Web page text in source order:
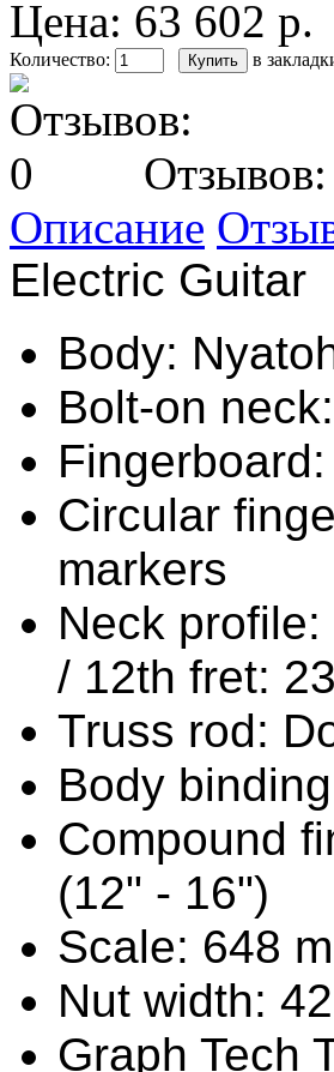
Цена: 63 602 р.
Количество: в
Описание
Electric Guitar
Body:
Bolt-on
Circular
markers
Neck
/ 12th fret:
Truss rod:
Body
Compound
(12" - 16")
Scale: 648
Nut width:
Graph Tech